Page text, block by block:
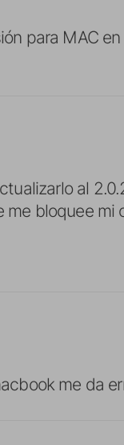
para MAC
al
bloquee
me da